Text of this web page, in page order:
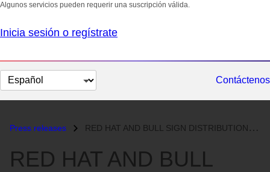
Algunos servicios pueden requerir una suscripción válida.
Inicia sesión o regístrate
Cambiar
el
Contáctenos
Press releases RED HAT AND BULL SIGN DISTRIBUTION AGREEMENT...
RED HAT AND BULL